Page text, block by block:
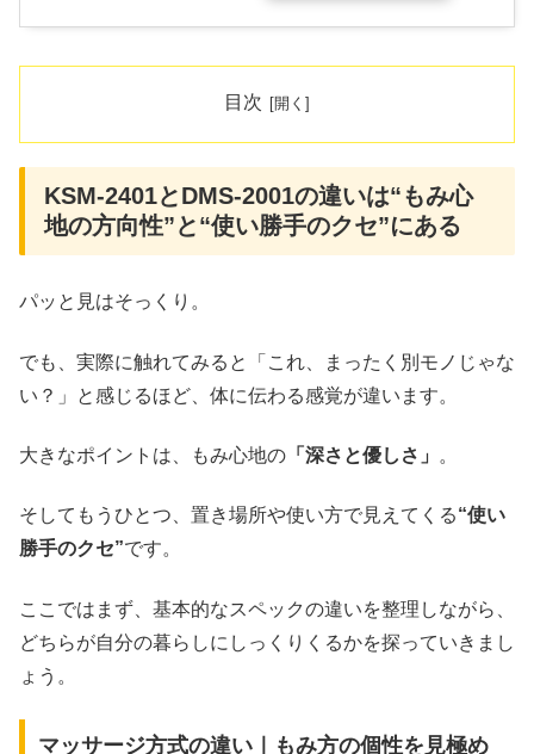
目次
KSM-2401とDMS-2001の違いは“もみ心
地の方向性”と“使い勝手のクセ”にある
パッと見はそっくり。
でも、実際に触れてみると「これ、まったく別モノじゃな
い？」と感じるほど、体に伝わる感覚が違います。
大きなポイントは、もみ心地の 「深さと優しさ」 。
そしてもうひとつ、置き場所や使い方で見えてくる“使い
勝手のクセ”です。
ここではまず、基本的なスペックの違いを整理しながら、
どちらが自分の暮らしにしっくりくるかを探っていきまし
ょう。
マッサージ方式の違い｜もみ方の個性を見極め